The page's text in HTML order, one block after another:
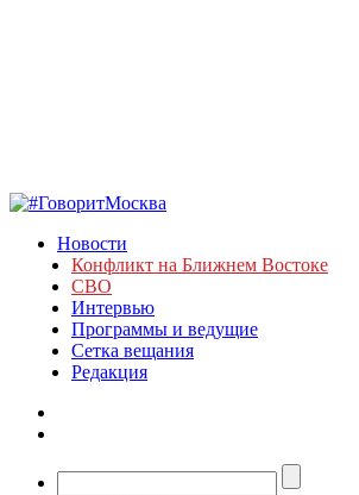
Новости
Конфликт на Ближнем Востоке
СВО
Интервью
Программы и ведущие
Сетка вещания
Редакция